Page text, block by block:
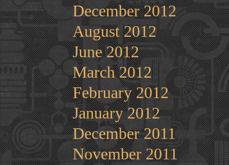
December 2012
August 2012
June 2012
March 2012
February 2012
January 2012
December 2011
November 2011